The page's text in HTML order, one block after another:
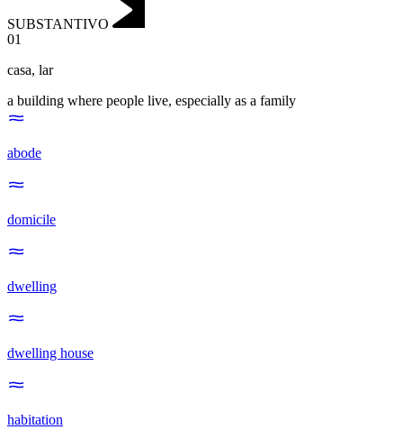
SUBSTANTIVO
01
casa, lar
a building where people live, especially as a family
abode
domicile
dwelling
dwelling house
habitation